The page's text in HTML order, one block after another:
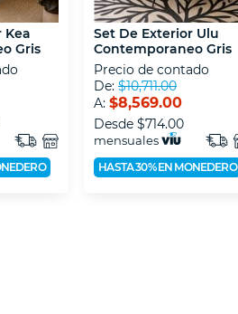
Kea
Gris
Set De Exterior Ulu
Contemporaneo Gris
Precio de contado
De: $10,711.00
A: $8,569.00
Desde $714.00
mensuales
HASTA 30% EN MONEDERO